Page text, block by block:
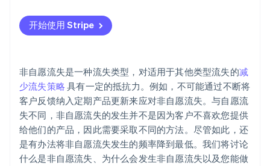
自动发送付款失败通知
提供多种支付方式
为客户提供灵活的计费方式
就账单问题进行清晰及时的沟通
使用机器学习来标记风险迹象
开始使用 Stripe
非自愿流失是一种流失类型，对适用于其他类型流失的减
少流失策略 具有一定的抵抗力。例如，不可能通过不断将
客户反馈纳入定期产品更新来应对非自愿流失。与自愿流
失不同，非自愿流失的发生并不是因为客户不喜欢您提供
给他们的产品，因此需要采取不同的方法。尽管如此，还
是有办法将非自愿流失发生的频率降到最低。我们将讨论
什么是非自愿流失、为什么会发生非自愿流失以及您能做